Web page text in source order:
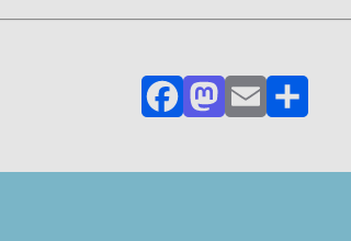
FacebookMastodon
EmailPartager